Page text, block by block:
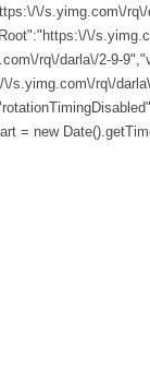
\/s.yimg.com\/rq\/
\/
rq\/darla\/2-9-
s.yimg.com\/rq\/
= new